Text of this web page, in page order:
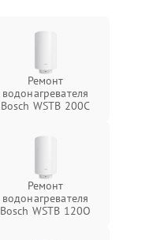
Ремонт
водонагревателя
Bosch WSTB 200C
Ремонт
водонагревателя
Bosch WSTB 120O